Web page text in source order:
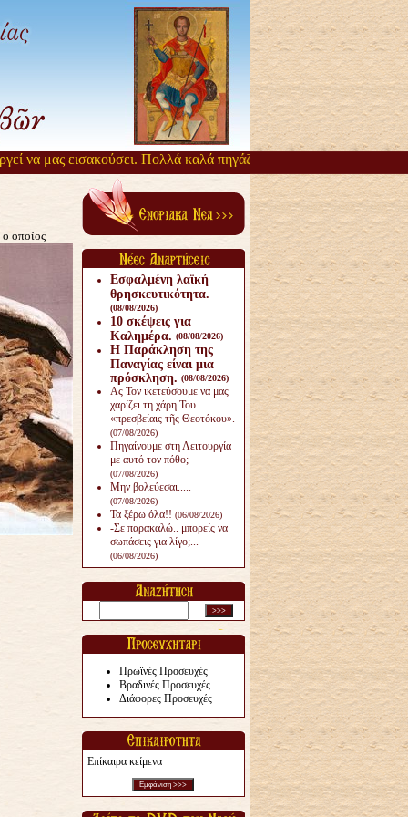
να μας εισακούσει. Πολλά καλά πηγάζουν, από την αργοπορία αυτή.
οποίος
Εσφαλμένη λαϊκή
θρησκευτικότητα.
(08/08/2026)
10 σκέψεις για
Καλημέρα. (08/08/2026)
Η Παράκληση της
Παναγίας είναι μια
πρόσκληση. (08/08/2026)
Ας Τον ικετεύσουμε να μας
χαρίζει τη χάρη Του
«πρεσβείαις τῆς Θεοτόκου».
(07/08/2026)
Πηγαίνουμε στη Λειτουργία
με αυτό τον πόθο;
(07/08/2026)
Μην βολεύεσαι.....
(07/08/2026)
Τα ξέρω όλα!! (06/08/2026)
-Σε παρακαλώ.. μπορείς να
σωπάσεις για λίγο;...
(06/08/2026)
Πρωϊνές Προσευχές
Βραδινές Προσευχές
Διάφορες Προσευχές
Επίκαιρα κείμενα